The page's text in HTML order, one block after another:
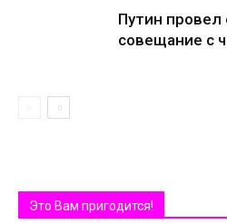
Путин провел
совещание с
Это Вам пригодится!